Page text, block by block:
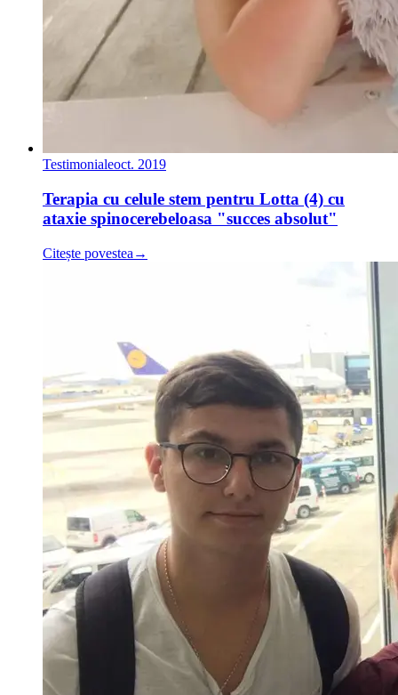
Testimonialeoct. 2019
Terapia cu celule stem pentru Lotta (4) cu
ataxie spinocerebeloasa "succes absolut"
Citește povestea →